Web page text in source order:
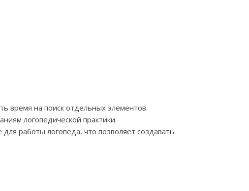
время на поиск отдельных элементов.
логопедической практики.
работы логопеда, что позволяет создавать